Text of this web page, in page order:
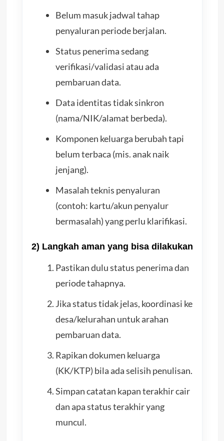
Belum masuk jadwal tahap
penyaluran periode berjalan.
Status penerima sedang
verifikasi/validasi atau ada
pembaruan data.
Data identitas tidak sinkron
(nama/NIK/alamat berbeda).
Komponen keluarga berubah tapi
belum terbaca (mis. anak naik
jenjang).
Masalah teknis penyaluran
(contoh: kartu/akun penyalur
bermasalah) yang perlu klarifikasi.
2) Langkah aman yang bisa dilakukan
Pastikan dulu status penerima dan
periode tahapnya.
Jika status tidak jelas, koordinasi ke
desa/kelurahan untuk arahan
pembaruan data.
Rapikan dokumen keluarga
(KK/KTP) bila ada selisih penulisan.
Simpan catatan kapan terakhir cair
dan apa status terakhir yang
muncul.